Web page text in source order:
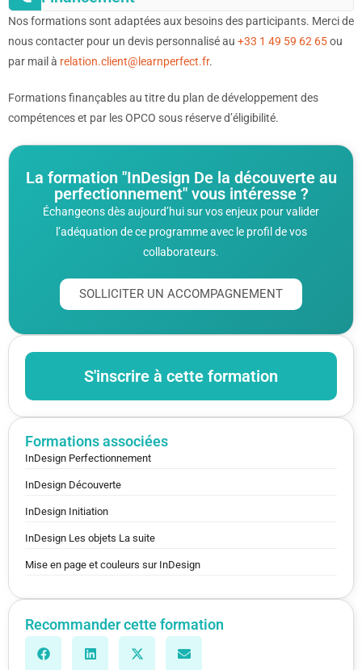
Nos formations sont adaptées aux besoins des participants. Merci de
nous contacter pour un devis personnalisé au +33 1 49 59 62 65ou
par mail à relation.client@learnperfect.fr.
Formations finançables au titre du plan de développement des
compétences et par les OPCO sous réserve d’éligibilité.
La formation "InDesign De la découverte au
perfectionnement" vous intéresse ?
Échangeons dès aujourd’hui sur vos enjeux pour valider
l’adéquation de ce programme avec le profil de vos
collaborateurs.
SOLLICITER UN ACCOMPAGNEMENT
S'inscrire à cette formation
Formations associées
InDesign Perfectionnement
InDesign Découverte
InDesign Initiation
InDesign Les objets La suite
Mise en page et couleurs sur InDesign
Recommander cette formation